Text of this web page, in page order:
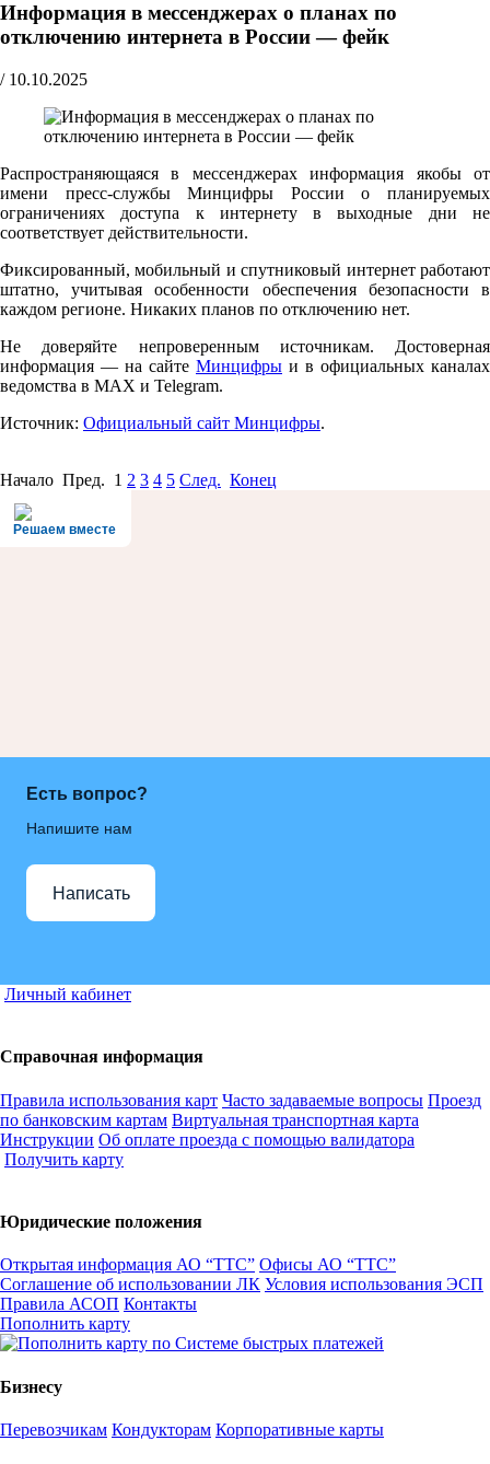
Информация в мессенджерах о планах по
отключению интернета в России — фейк
/ 10.10.2025
Распространяющаяся в мессенджерах информация якобы от
имени пресс-службы Минцифры России о планируемых
ограничениях доступа к интернету в выходные дни не
соответствует действительности.
Фиксированный, мобильный и спутниковый интернет работают
штатно, учитывая особенности обеспечения безопасности в
каждом регионе. Никаких планов по отключению нет.
Не доверяйте непроверенным источникам. Достоверная
информация — на сайте Минцифры и в официальных каналах
ведомства в MAX и Telegram.
Источник: Официальный сайт Минцифры.
Начало Пред. 1 2 3 4 5 След. Конец
Решаем вместе
Есть вопрос?
Напишите нам
Написать
Личный кабинет
Справочная информация
Правила использования карт Часто задаваемые вопросы Проезд
по банковским картам Виртуальная транспортная карта
Инструкции Об оплате проезда с помощью валидатора
Получить карту
Юридические положения
Открытая информация АО “ТТС” Офисы АО “ТТС”
Соглашение об использовании ЛК Условия использования ЭСП
Правила АСОП Контакты
Пополнить карту
Бизнесу
Перевозчикам Кондукторам Корпоративные карты